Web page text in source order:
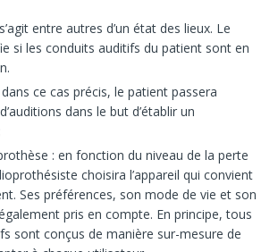
entre autres d’un état des lieux. Le
si les conduits auditifs du patient sont en
dans ce cas précis, le patient passera
dans le but d’établir un
: en fonction du niveau de la perte
choisira l’appareil qui convient
Ses préférences, son mode de vie et son
pris en compte. En principe, tous
sont conçus de manière sur-mesure de